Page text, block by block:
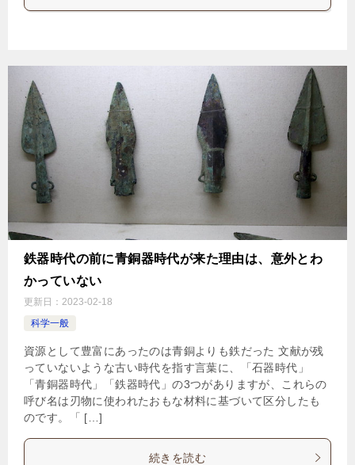
鉄器時代の前に青銅器時代が来た理由は、意外とわ
かっていない
更新日： 2023-02-18
科学一般
資源として豊富にあったのは青銅よりも鉄だった 文献が残
っていないような古い時代を指す言葉に、「石器時代」
「青銅器時代」「鉄器時代」の3つがありますが、これらの
呼び名は刃物に使われたおもな材料に基づいて区分したも
のです。「 […]
続きを読む